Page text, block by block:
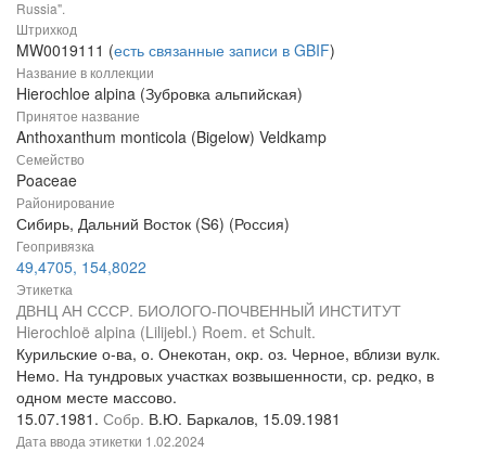
Russia".
Штрихкод
MW0019111 (есть связанные записи в GBIF)
Название в коллекции
Hierochloe alpina (Зубровка альпийская)
Принятое название
Anthoxanthum monticola (Bigelow) Veldkamp
Семейство
Poaceae
Районирование
Сибирь, Дальний Восток (S6) (Россия)
Геопривязка
49,4705, 154,8022
Этикетка
ДВНЦ АН СССР. БИОЛОГО-ПОЧВЕННЫЙ ИНСТИТУТ
Hierochloë alpina (Lilijebl.) Roem. et Schult.
Курильские о-ва, о. Онекотан, окр. оз. Черное, вблизи вулк.
Немо. На тундровых участках возвышенности, ср. редко, в
одном месте массово.
15.07.1981. Собр. В.Ю. Баркалов, 15.09.1981
Дата ввода этикетки 1.02.2024